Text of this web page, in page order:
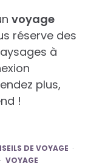
voyage
réserve des
à
plus,
!
DE VOYAGE
VOYAGE